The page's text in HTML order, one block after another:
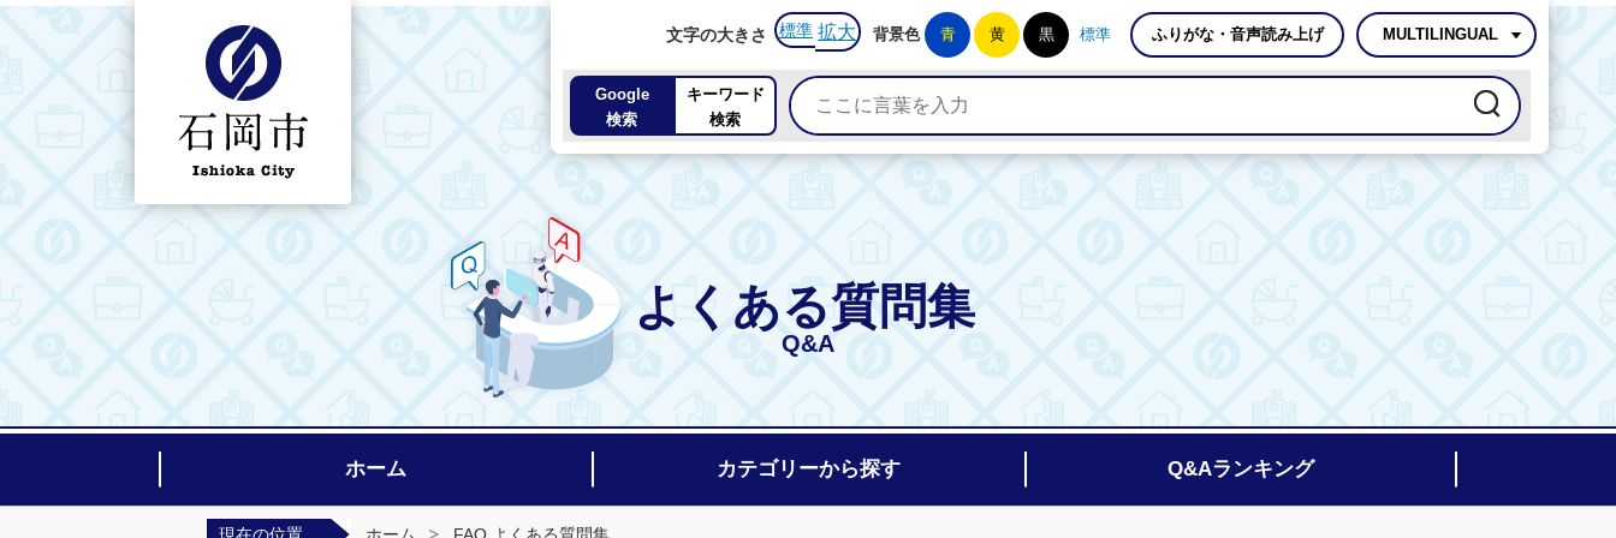
文字の大きさ 標準 拡大 背景色 青 黄 黒 標準 ふりがな・音声読み上げ MULTILINGUAL
Google
検索
キーワード
検索
よくある質問集
Q&A
ホーム カテゴリーから探す Q&Aランキング